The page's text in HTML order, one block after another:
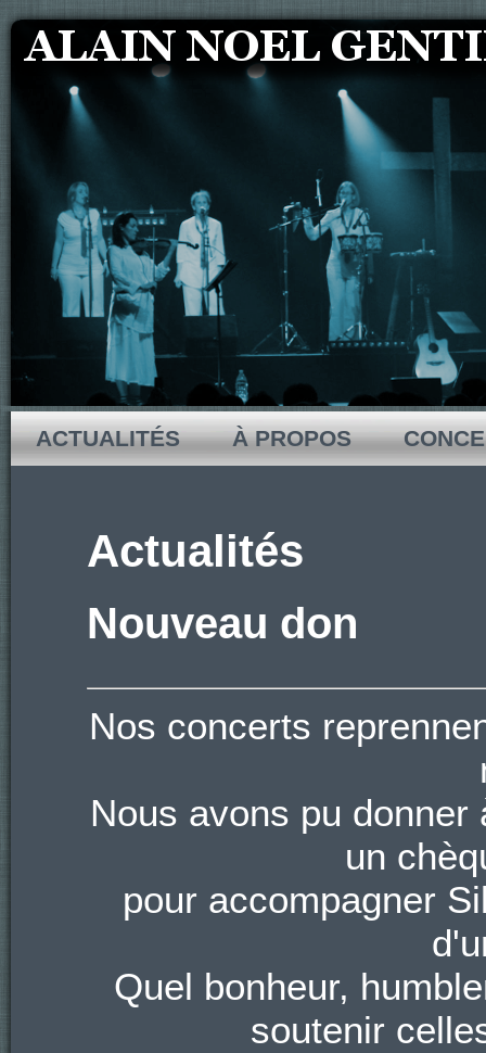
À PROPOS
ACTUALITÉS
Actualités
Nouveau don
Nos concerts
Nous avons pu
un
pour accompagner
Quel bonheur,
soutenir